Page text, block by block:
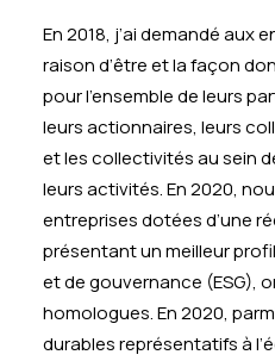
En 2018, j’ai demandé aux
raison d’être et la façon
pour l’ensemble de leurs
leurs actionnaires, leurs
et les collectivités au sein
leurs activités. En 2020,
entreprises dotées d’une
présentant un meilleur
et de gouvernance (ESG),
homologues. En 2020,
durables représentatifs à